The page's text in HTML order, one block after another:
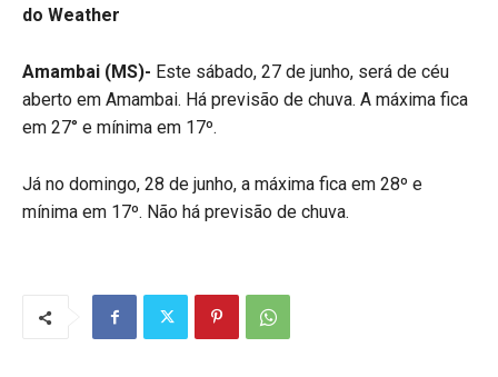
do Weather
Amambai (MS)- Este sábado, 27 de junho, será de céu
aberto em Amambai. Há previsão de chuva. A máxima fica
em 27° e mínima em 17º.
Já no domingo, 28 de junho, a máxima fica em 28º e
mínima em 17º. Não há previsão de chuva.